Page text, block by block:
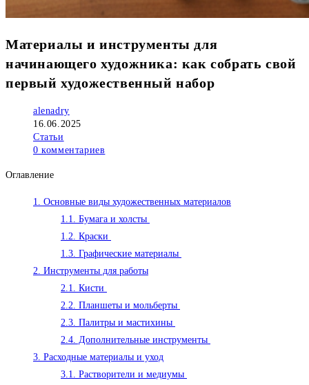
Материалы и инструменты для
начинающего художника: как собрать свой
первый художественный набор
Автор
записи:
alenadry
Запись
опубликована:
16.06.2025
Рубрика
записи:
Статьи
Комментарии
записи:
0 комментариев
Оглавление
1. Основные виды художественных материалов
1.1. Бумага и холсты
1.2. Краски
1.3. Графические материалы
2. Инструменты для работы
2.1. Кисти
2.2. Планшеты и мольберты
2.3. Палитры и мастихины
2.4. Дополнительные инструменты
3. Расходные материалы и уход
3.1. Растворители и медиумы